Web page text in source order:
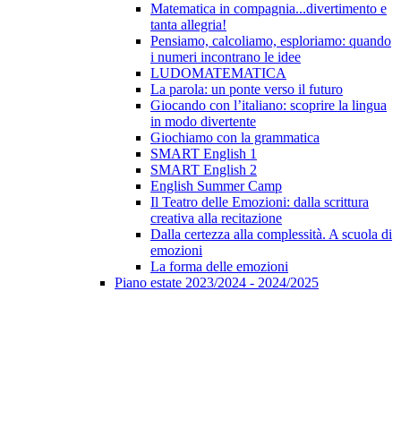
Matematica in compagnia...divertimento e
tanta allegria!
Pensiamo, calcoliamo, esploriamo: quando
i numeri incontrano le idee
LUDOMATEMATICA
La parola: un ponte verso il futuro
Giocando con l’italiano: scoprire la lingua
in modo divertente
Giochiamo con la grammatica
SMART English 1
SMART English 2
English Summer Camp
Il Teatro delle Emozioni: dalla scrittura
creativa alla recitazione
Dalla certezza alla complessità. A scuola di
emozioni
La forma delle emozioni
Piano estate 2023/2024 - 2024/2025